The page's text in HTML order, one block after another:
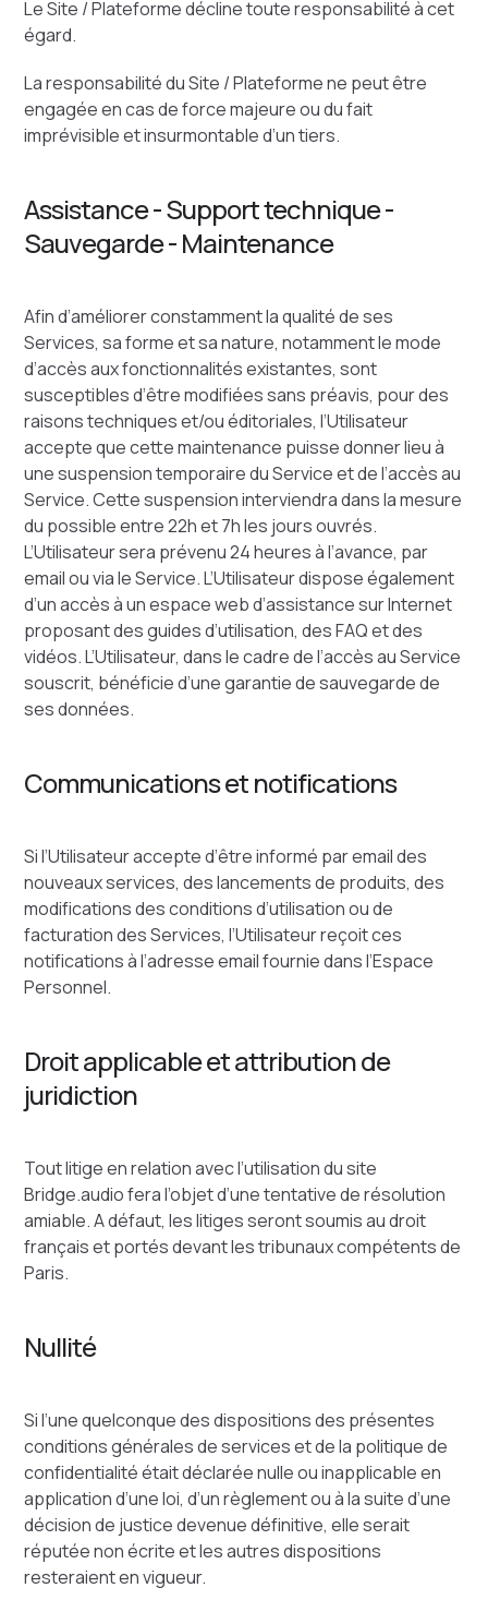
Le Site / Plateforme décline toute responsabilité à cet
égard.
La responsabilité du Site / Plateforme ne peut être
engagée en cas de force majeure ou du fait
imprévisible et insurmontable d’un tiers.
Assistance - Support technique -
Sauvegarde - Maintenance
Afin d’améliorer constamment la qualité de ses
Services, sa forme et sa nature, notamment le mode
d’accès aux fonctionnalités existantes, sont
susceptibles d’être modifiées sans préavis, pour des
raisons techniques et/ou éditoriales, l’Utilisateur
accepte que cette maintenance puisse donner lieu à
une suspension temporaire du Service et de l’accès au
Service. Cette suspension interviendra dans la mesure
du possible entre 22h et 7h les jours ouvrés.
L’Utilisateur sera prévenu 24 heures à l’avance, par
email ou via le Service. L’Utilisateur dispose également
d’un accès à un espace web d’assistance sur Internet
proposant des guides d’utilisation, des FAQ et des
vidéos. L’Utilisateur, dans le cadre de l’accès au Service
souscrit, bénéficie d’une garantie de sauvegarde de
ses données.
Communications et notifications
Si l’Utilisateur accepte d’être informé par email des
nouveaux services, des lancements de produits, des
modifications des conditions d’utilisation ou de
facturation des Services, l’Utilisateur reçoit ces
notifications à l’adresse email fournie dans l’Espace
Personnel.
Droit applicable et attribution de
juridiction
Tout litige en relation avec l’utilisation du site
Bridge.audio fera l’objet d’une tentative de résolution
amiable. A défaut, les litiges seront soumis au droit
français et portés devant les tribunaux compétents de
Paris.
Nullité
Si l’une quelconque des dispositions des présentes
conditions générales de services et de la politique de
confidentialité était déclarée nulle ou inapplicable en
application d’une loi, d’un règlement ou à la suite d’une
décision de justice devenue définitive, elle serait
réputée non écrite et les autres dispositions
resteraient en vigueur.